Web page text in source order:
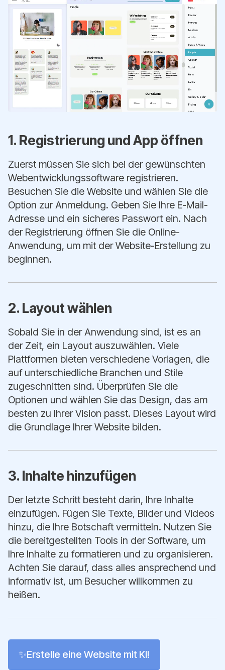
1. Registrierung und App öffnen
Zuerst müssen Sie sich bei der gewünschten
Webentwicklungssoftware registrieren.
Besuchen Sie die Website und wählen Sie die
Option zur Anmeldung. Geben Sie Ihre E-Mail-
Adresse und ein sicheres Passwort ein. Nach
der Registrierung öffnen Sie die Online-
Anwendung, um mit der Website-Erstellung zu
beginnen.
2. Layout wählen
Sobald Sie in der Anwendung sind, ist es an
der Zeit, ein Layout auszuwählen. Viele
Plattformen bieten verschiedene Vorlagen, die
auf unterschiedliche Branchen und Stile
zugeschnitten sind. Überprüfen Sie die
Optionen und wählen Sie das Design, das am
besten zu Ihrer Vision passt. Dieses Layout wird
die Grundlage Ihrer Website bilden.
3. Inhalte hinzufügen
Der letzte Schritt besteht darin, Ihre Inhalte
einzufügen. Fügen Sie Texte, Bilder und Videos
hinzu, die Ihre Botschaft vermitteln. Nutzen Sie
die bereitgestellten Tools in der Software, um
Ihre Inhalte zu formatieren und zu organisieren.
Achten Sie darauf, dass alles ansprechend und
informativ ist, um Besucher willkommen zu
heißen.
✨Erstelle eine Website mit KI!